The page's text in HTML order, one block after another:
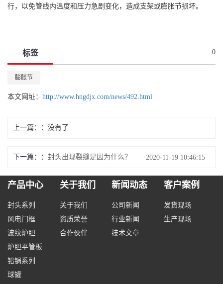
行，以免管线内温度和压力急剧变化，造成支架或膨胀节损坏。
标签 0
膨胀节
本文网址： http://www.hngdjx.com/news/492.html
上一篇： 没有了
下一篇： 封头出现裂缝是因为什么？ 2020-11-19 10:46:15
产品中心
封头系列
风电门框
波纹炉胆
炉胆平管板
铅锅系列
球罐
关于我们
关于我们
资质荣誉
合作伙伴
新闻动态
公司新闻
行业新闻
技术文章
客户案例
发货现场
生产现场